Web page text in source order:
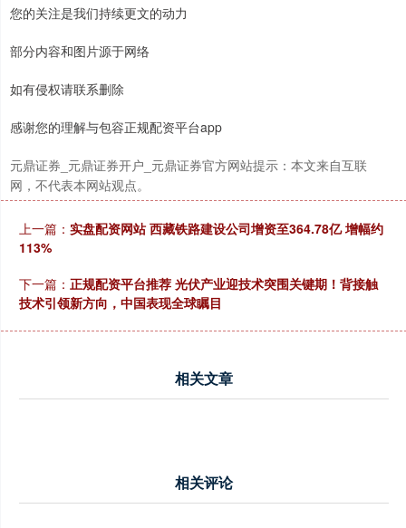
您的关注是我们持续更文的动力
部分内容和图片源于网络
如有侵权请联系删除
感谢您的理解与包容正规配资平台app
元鼎证券_元鼎证券开户_元鼎证券官方网站提示：本文来自互联
网，不代表本网站观点。
上一篇： 实盘配资网站 西藏铁路建设公司增资至364.78亿 增幅约
113%
下一篇： 正规配资平台推荐 光伏产业迎技术突围关键期！背接触
技术引领新方向，中国表现全球瞩目
相关文章
相关评论